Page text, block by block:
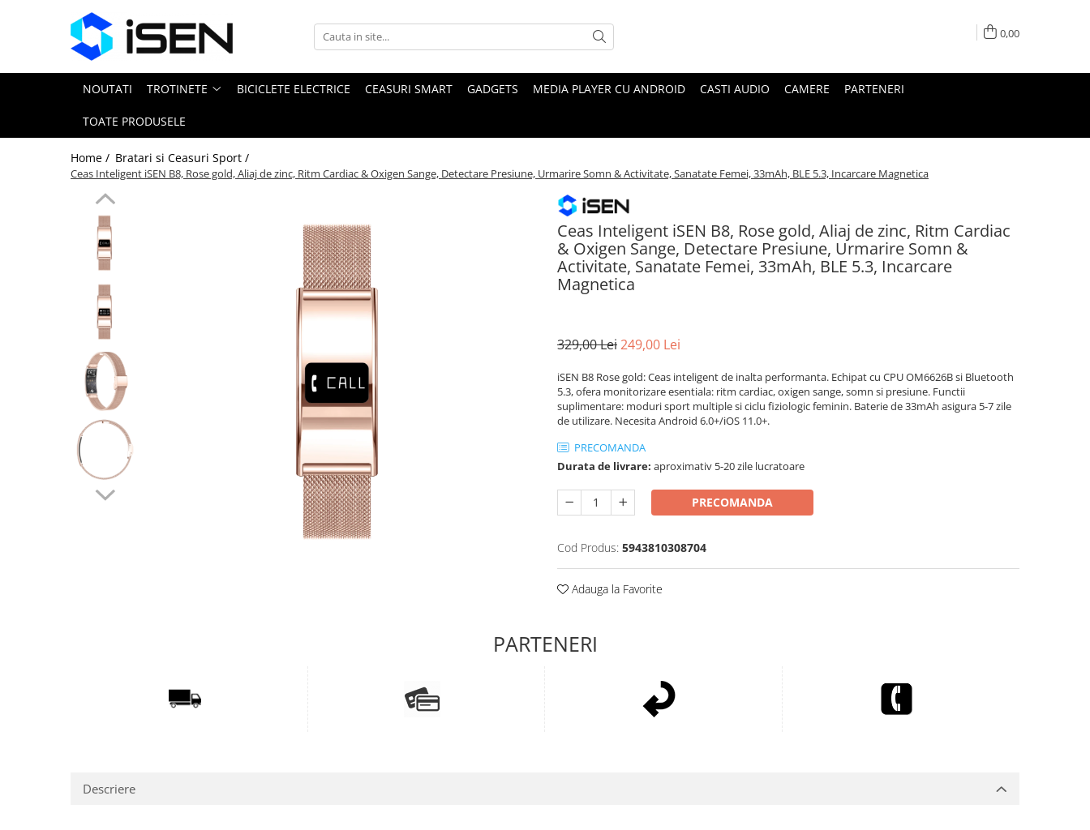
Trotinete
Trotinete electrice
0,00
NOUTATI TROTINETE BICICLETE ELECTRICE CEASURI SMART GADGETS MEDIA PLAYER CU ANDROID CASTI AUDIO CAMERE PARTENERI
TOATE PRODUSELE
Home / Bratari si Ceasuri Sport /
Ceas Inteligent iSEN B8, Rose gold, Aliaj de zinc, Ritm Cardiac & Oxigen Sange, Detectare Presiune, Urmarire Somn & Activitate, Sanatate Femei, 33mAh, BLE 5.3, Incarcare Magnetica
Ceas Inteligent iSEN B8, Rose gold, Aliaj de zinc, Ritm Cardiac
& Oxigen Sange, Detectare Presiune, Urmarire Somn &
Activitate, Sanatate Femei, 33mAh, BLE 5.3, Incarcare
Magnetica
329,00 Lei249,00 Lei
iSEN B8 Rose gold: Ceas inteligent de inalta performanta. Echipat cu CPU OM6626B si Bluetooth
5.3, ofera monitorizare esentiala: ritm cardiac, oxigen sange, somn si presiune. Functii
suplimentare: moduri sport multiple si ciclu fiziologic feminin. Baterie de 33mAh asigura 5-7 zile
de utilizare. Necesita Android 6.0+/iOS 11.0+.
PRECOMANDA
Durata de livrare: aproximativ 5-20 zile lucratoare
PRECOMANDA
Cod Produs: 5943810308704
Adauga la Favorite
Descriere